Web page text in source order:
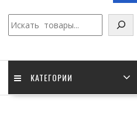
КАТЕГОРИИ